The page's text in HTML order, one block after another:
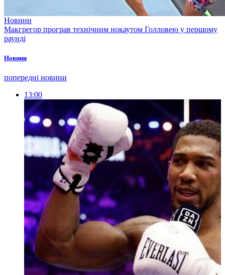
Новини
Макгрегор програв технічним нокаутом Голловею у першому
раунді
Новини
попередні новини
13:00